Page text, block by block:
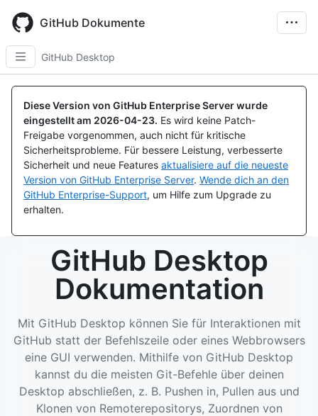
main
content
GitHub Dokumente
GitHub Desktop
Diese Version von GitHub Enterprise Server wurde
eingestellt am 2026-04-23. Es wird keine Patch-
Freigabe vorgenommen, auch nicht für kritische
Sicherheitsprobleme. Für bessere Leistung, verbesserte
Sicherheit und neue Features aktualisiere auf die neueste
Version von GitHub Enterprise Server. Wende dich an den
GitHub Enterprise-Support, um Hilfe zum Upgrade zu
erhalten.
GitHub Desktop
Dokumentation
Mit GitHub Desktop können Sie für Interaktionen mit
GitHub statt der Befehlszeile oder eines Webbrowsers
eine GUI verwenden. Mithilfe von GitHub Desktop
kannst du die meisten Git-Befehle über deinen
Desktop abschließen, z. B. Pushen in, Pullen aus und
Klonen von Remoterepositorys, Zuordnen von